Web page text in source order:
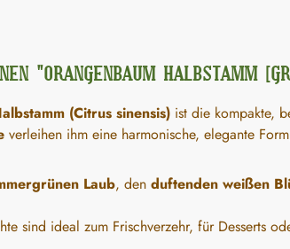
"ORANGENBAUM HALBSTAMM
(Citrus sinensis) ist die kompakte,
verleihen ihm eine harmonische, elegante
Laub, den duftenden weißen
sind ideal zum Frischverzehr, für Desserts